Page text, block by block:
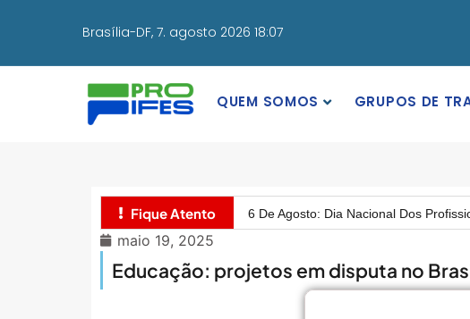
Brasília-DF, 7. agosto 2026 18:07
QUEM SOMOS GRUPOS DE
Fique Atento 6 De Agosto: Dia Nacional Dos
MEC Autoriza 937 Novos Cargos Em
maio 19, 2025
Educação: projetos em disputa no